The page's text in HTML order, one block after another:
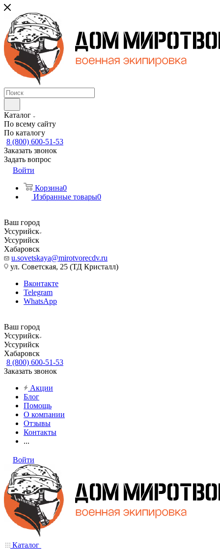
Каталог
По всему сайту
По каталогу
8 (800) 600-51-53
Заказать звонок
Задать вопрос
Войти
Корзина0
Избранные товары0
Ваш город
Уссурийск
Уссурийск
Хабаровск
u.sovetskaya@mirotvorecdv.ru
ул. Советская, 25 (ТД Кристалл)
Вконтакте
Telegram
WhatsApp
Ваш город
Уссурийск
Уссурийск
Хабаровск
8 (800) 600-51-53
Заказать звонок
Акции
Блог
Помощь
О компании
Отзывы
Контакты
...
Войти
Каталог